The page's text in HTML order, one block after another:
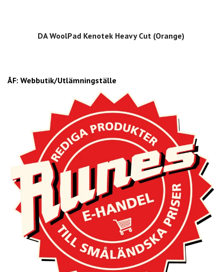
ÅF: Webbutik/Utlämningställe
DA WoolPad Kenotek Heavy Cut (Orange)